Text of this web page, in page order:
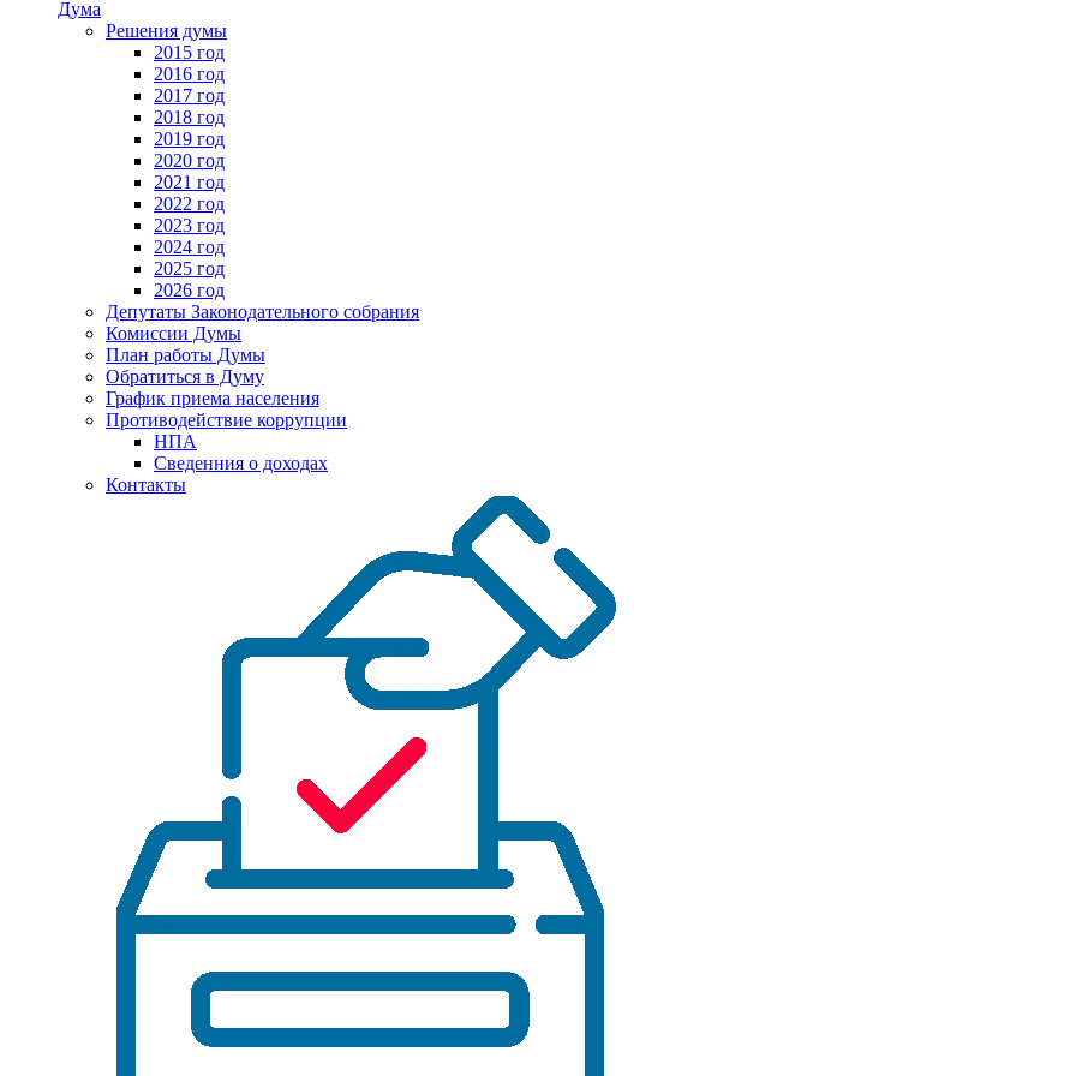
Дума
Решения думы
2015 год
2016 год
2017 год
2018 год
2019 год
2020 год
2021 год
2022 год
2023 год
2024 год
2025 год
2026 год
Депутаты Законодательного собрания
Комиссии Думы
План работы Думы
Обратиться в Думу
График приема населения
Противодействие коррупции
НПА
Сведенния о доходах
Контакты